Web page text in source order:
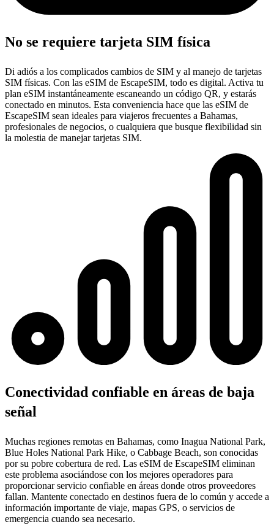
No se requiere tarjeta SIM física
Di adiós a los complicados cambios de SIM y al manejo de tarjetas
SIM físicas. Con las eSIM de EscapeSIM, todo es digital. Activa tu
plan eSIM instantáneamente escaneando un código QR, y estarás
conectado en minutos. Esta conveniencia hace que las eSIM de
EscapeSIM sean ideales para viajeros frecuentes a Bahamas,
profesionales de negocios, o cualquiera que busque flexibilidad sin
la molestia de manejar tarjetas SIM.
Conectividad confiable en áreas de baja
señal
Muchas regiones remotas en Bahamas, como Inagua National Park,
Blue Holes National Park Hike, o Cabbage Beach, son conocidas
por su pobre cobertura de red. Las eSIM de EscapeSIM eliminan
este problema asociándose con los mejores operadores para
proporcionar servicio confiable en áreas donde otros proveedores
fallan. Mantente conectado en destinos fuera de lo común y accede a
información importante de viaje, mapas GPS, o servicios de
emergencia cuando sea necesario.